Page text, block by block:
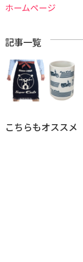
ホームページ
記事一覧
こちらもオススメ